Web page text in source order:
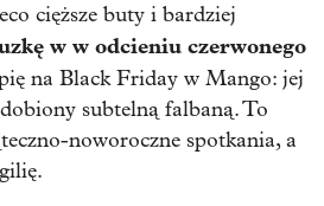
cięższe buty i bardziej
w w odcieniu czerwonego
na Black Friday w Mango: jej
subtelną falbaną. To
noworoczne spotkania, a